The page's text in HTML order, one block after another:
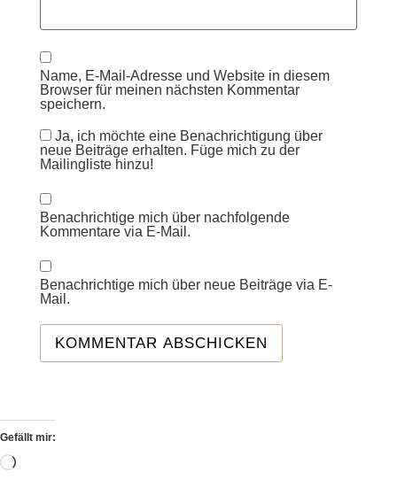
Name, E-Mail-Adresse und Website in diesem
Browser für meinen nächsten Kommentar
speichern.
Ja, ich möchte eine Benachrichtigung über
neue Beiträge erhalten. Füge mich zu der
Mailingliste hinzu!
Benachrichtige mich über nachfolgende
Kommentare via E-Mail.
Benachrichtige mich über neue Beiträge via E-
Mail.
Gefällt mir: